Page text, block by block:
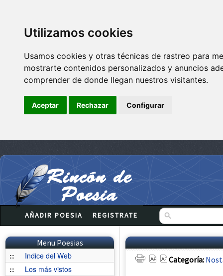
Utilizamos cookies
Usamos cookies y otras técnicas de rastreo para
mostrarte contenidos personalizados y anuncios
comprender de donde llegan nuestros visitantes.
Aceptar Rechazar Configurar
AÑADIR POESIA REGISTRATE
Menu Poesias
::
Indice del Web
::
Los más vistos
Categoría: